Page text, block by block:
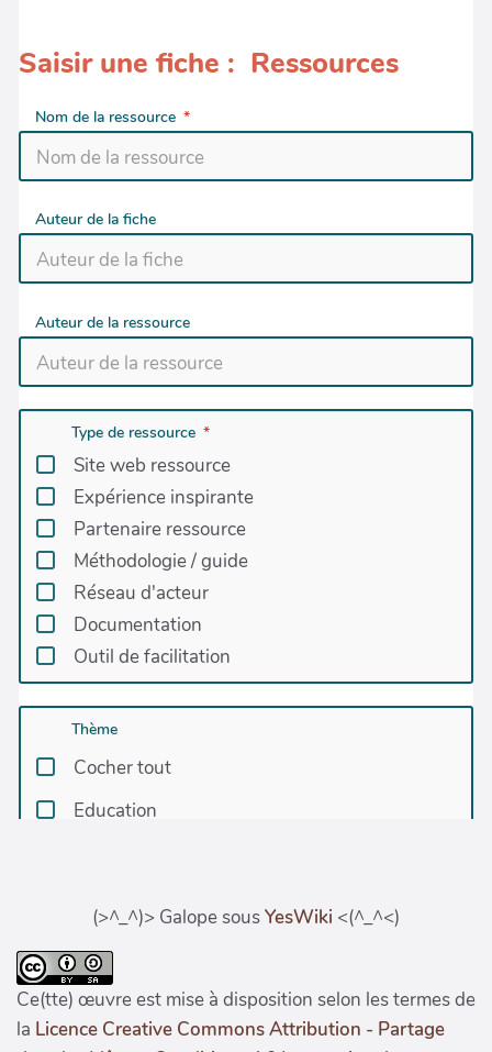
(>^_^)> Galope sousYesWiki <(^_^<)
Ce(tte) œuvre est mise à disposition selon les termes de
la Licence Creative Commons Attribution - Partage